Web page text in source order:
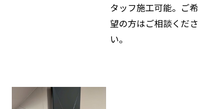
タッフ施工可能。ご希
望の方はご相談くださ
い。